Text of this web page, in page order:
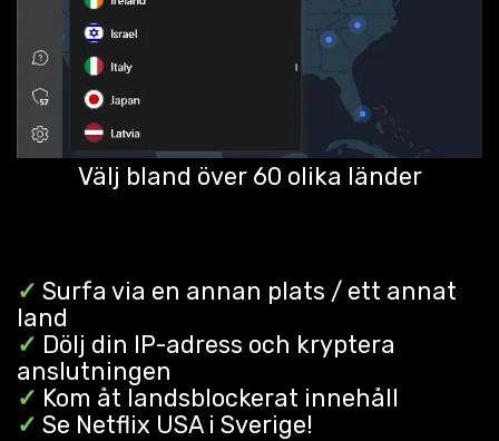
Välj bland över 60 olika länder
✓ Surfa via en annan plats / ett annat
land
✓ Dölj din IP-adress och kryptera
anslutningen
✓ Kom åt landsblockerat innehåll
✓ Se Netflix USA i Sverige!